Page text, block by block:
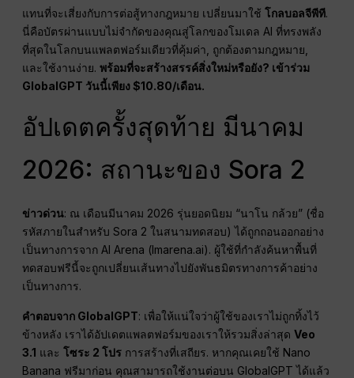
แทนที่จะเสี่ยงกับการต่อสู้ทางกฎหมาย เปลี่ยนมาใช้โกลบอลจีพีที.
นี่คือบัตรผ่านแบบไม่จำกัดของคุณสู่โลกของโมเดล AI ที่ทรงพลัง
ที่สุดในโลกบนแพลตฟอร์มเดียวที่คุ้มค่า, ถูกต้องตามกฎหมาย,
และใช้งานง่าย.พร้อมที่จะสร้างสรรค์สิ่งใหม่หรือยัง? เข้าร่วม
GlobalGPT วันนี้เพียง $10.80/เดือน.
อัปเดตครั้งสุดท้าย มีนาคม
2026: สถานะของ Sora 2
ข่าวด่วน: ณ เดือนมีนาคม 2026 รุ่นยอดนิยม “นาโน กล้วย” (ชื่อ
รหัสภายในสำหรับ Sora 2 ในสนามทดสอบ) ได้ถูกถอนออกอย่าง
เป็นทางการจาก AI Arena (lmarena.ai). ผู้ใช้ที่กำลังค้นหาพื้นที่
ทดสอบฟรีนี้จะถูกเปลี่ยนเส้นทางไปยังพันธมิตรทางการค้าอย่าง
เป็นทางการ.
คำตอบจาก GlobalGPT: เพื่อให้แน่ใจว่าผู้ใช้ของเราไม่ถูกทิ้งไว้
ข้างหลัง เราได้อัปเดตแพลตฟอร์มของเราให้รวมสิ่งล่าสุดVeo
3.1 และโซระ 2 โปร การสร้างที่เสถียร. หากคุณเคยใช้ Nano
Banana ฟรีมาก่อน คุณสามารถใช้งานต่อบน GlobalGPT ได้แล้ว